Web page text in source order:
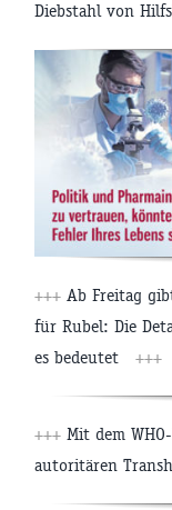
Diebstahl von
+++ Ab Freitag
für Rubel: Die
es bedeutet
+++
+++ Mit dem
autoritären